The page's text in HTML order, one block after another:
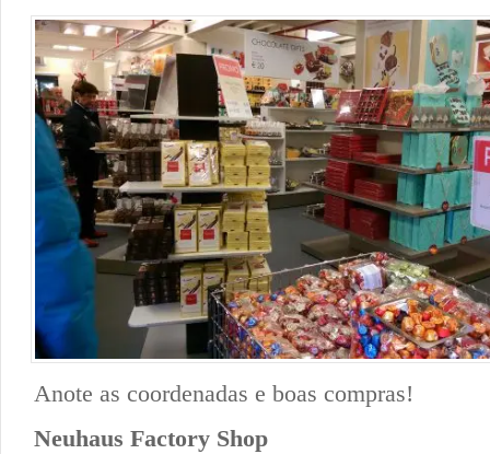
Anote as coordenadas e boas compras!
Neuhaus Factory Shop